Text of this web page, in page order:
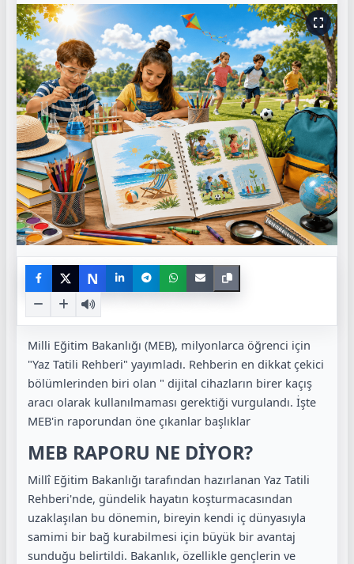
N
Milli Eğitim Bakanlığı (MEB), milyonlarca öğrenci için
"Yaz Tatili Rehberi" yayımladı. Rehberin en dikkat çekici
bölümlerinden biri olan " dijital cihazların birer kaçış
aracı olarak kullanılmaması gerektiği vurgulandı. İşte
MEB'in raporundan öne çıkanlar başlıklar
MEB RAPORU NE DİYOR?
Millî Eğitim Bakanlığı tarafından hazırlanan Yaz Tatili
Rehberi'nde, gündelik hayatın koşturmacasından
uzaklaşılan bu dönemin, bireyin kendi iç dünyasıyla
samimi bir bağ kurabilmesi için büyük bir avantaj
sunduğu belirtildi. Bakanlık, özellikle gençlerin ve